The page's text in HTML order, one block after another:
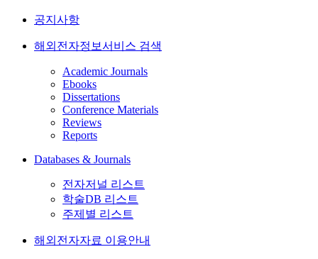
공지사항
해외전자정보서비스 검색
Academic Journals
Ebooks
Dissertations
Conference Materials
Reviews
Reports
Databases & Journals
전자저널 리스트
학술DB 리스트
주제별 리스트
해외전자자료 이용안내